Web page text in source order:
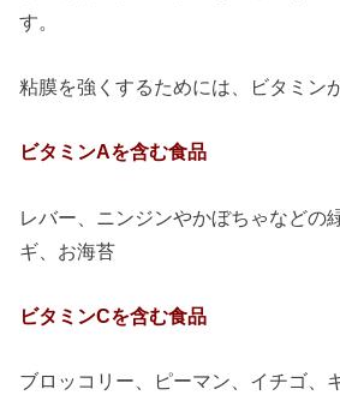
す。
粘膜を強くするためには、ビタミン
ビタミンAを含む食品
レバー、ニンジンやかぼちゃなどの
ギ、お海苔
ビタミンCを含む食品
ブロッコリー、ピーマン、イチゴ、